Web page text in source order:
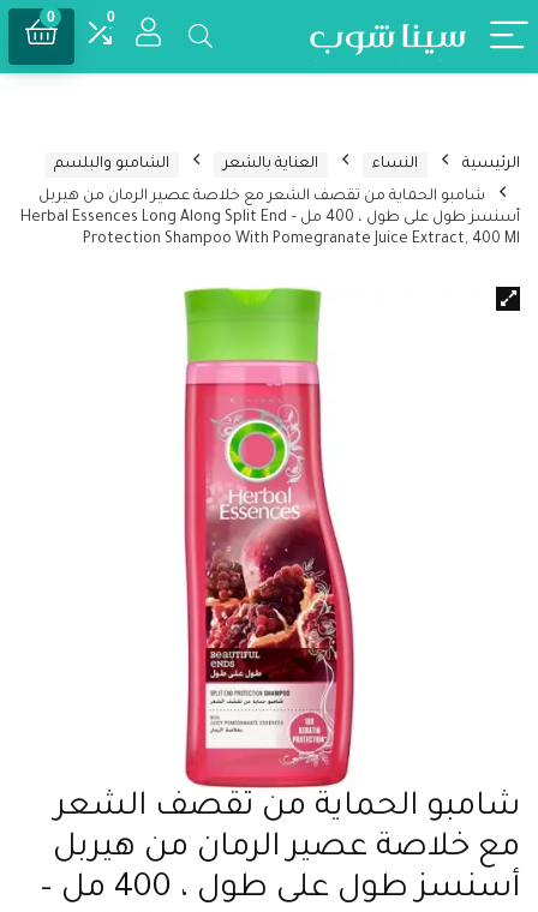
0
0
الرئيسية النساء العناية بالشعر
الشامبو والبلسم
شامبو الحماية من تقصف الشعر مع خلاصة عصير الرمان من هيربل
أسنسز طول على طول ، 400 مل – Herbal Essences Long Along Split End
Protection Shampoo With Pomegranate Juice Extract, 400 Ml
شامبو الحماية من تقصف الشعر
مع خلاصة عصير الرمان من هيربل
أسنسز طول على طول ، 400 مل –